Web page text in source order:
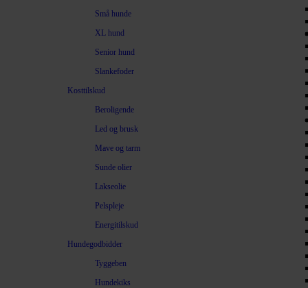
Små hunde
XL hund
Senior hund
Slankefoder
Kosttilskud
Beroligende
Led og brusk
Mave og tarm
Sunde olier
Lakseolie
Pelspleje
Energitilskud
Hundegodbidder
Tyggeben
Hundekiks